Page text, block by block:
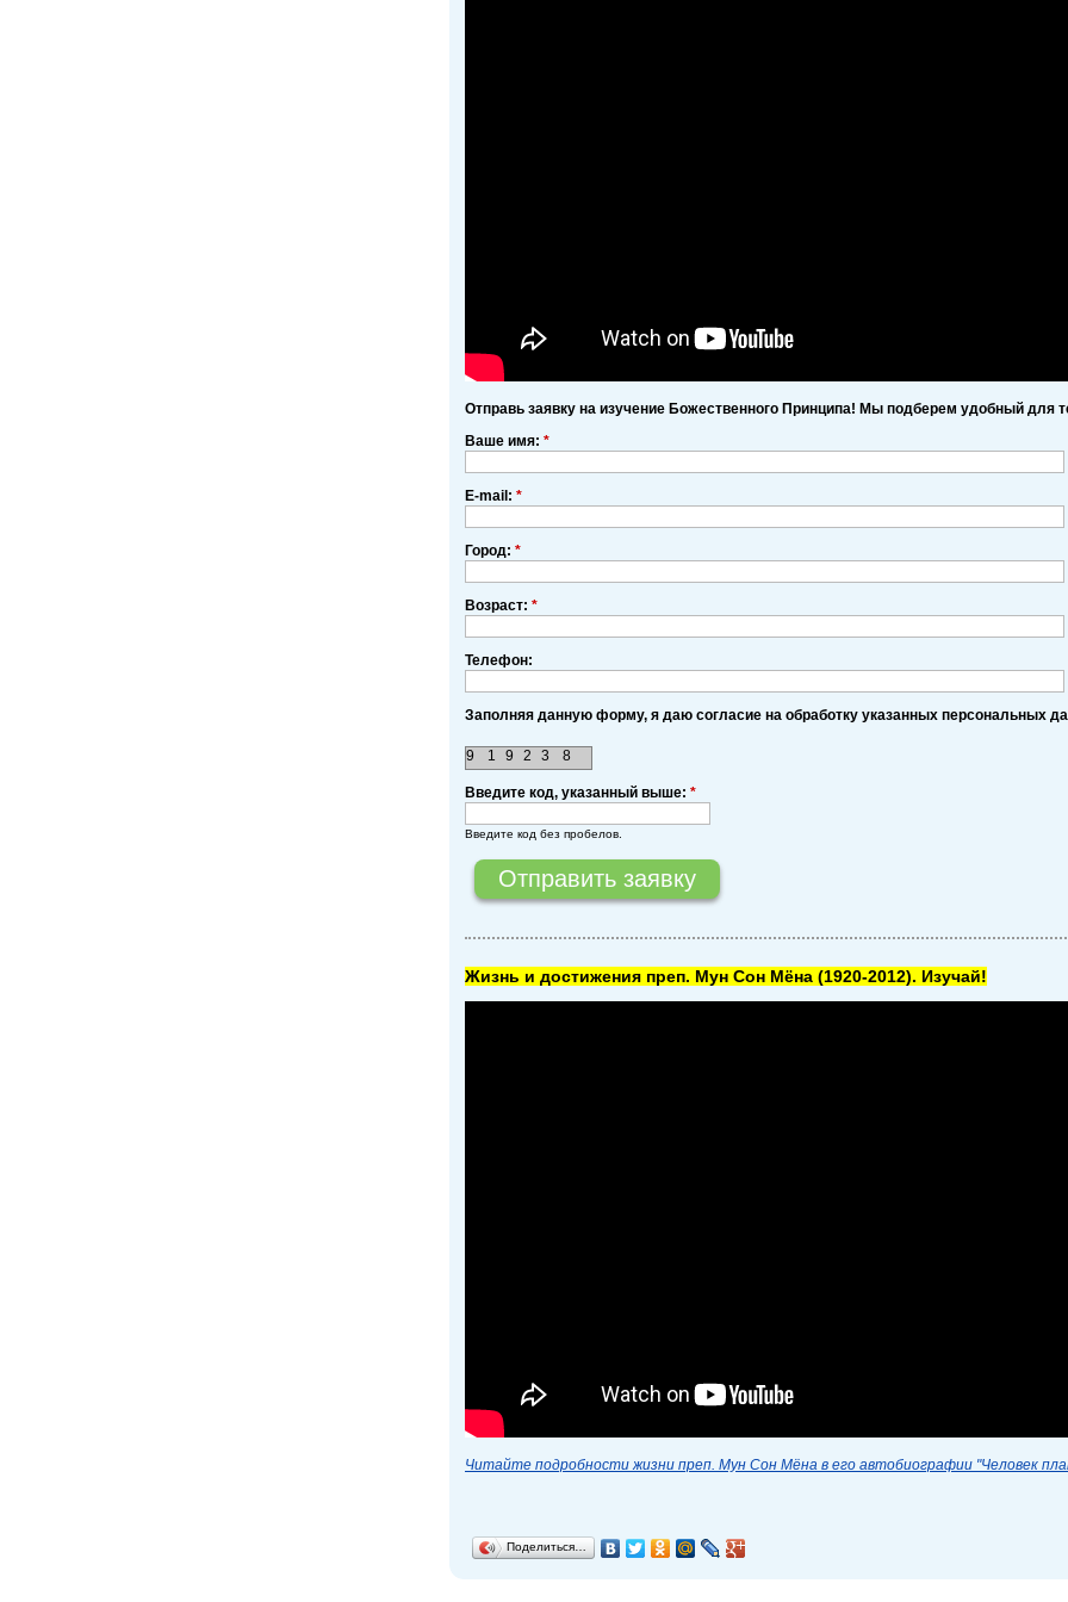
Отправь заявку на изучение Божественного Принципа! Мы подберем удобный для
Ваше имя: *
E-mail: *
Город: *
Возраст: *
Телефон:
Заполняя данную форму, я даю согласие на обработку указанных персональных
1
9 9 2 3 8
Введите код, указанный выше: *
Введите код без пробелов.
Жизнь и достижения преп. Мун Сон Мёна (1920-2012). Изучай!
Читайте подробности жизни преп. Мун Сон Мёна в его автобиографии "Человек
Поделиться…